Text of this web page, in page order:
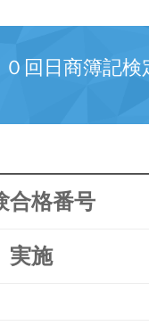
０回日商簿記
合格番号
実施